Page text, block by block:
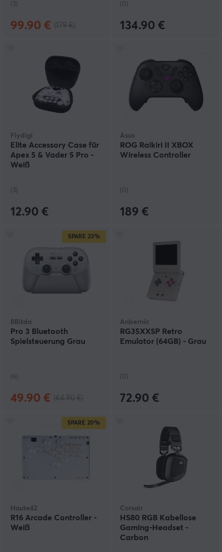
(3)
99.90 €
(0)
134.90 €
Flydigi
Elite Accessory Case für
Apex 5 & Vader 5 Pro -
Weiß
(3)
12.90 €
Asus
ROG Raikiri II XBOX
Wireless Controller
(0)
189 €
SPARE 23%
8Bitdo
Pro 3 Bluetooth
Spielsteuerung Grau
(6)
49.90 €
Anbernic
RG35XXSP Retro
Emulator (64GB) - Grau
(0)
72.90 €
SPARE 20%
Haute42
R16 Arcade Controller -
Weiß
Corsair
HS80 RGB Kabellose
Gaming-Headset -
Carbon